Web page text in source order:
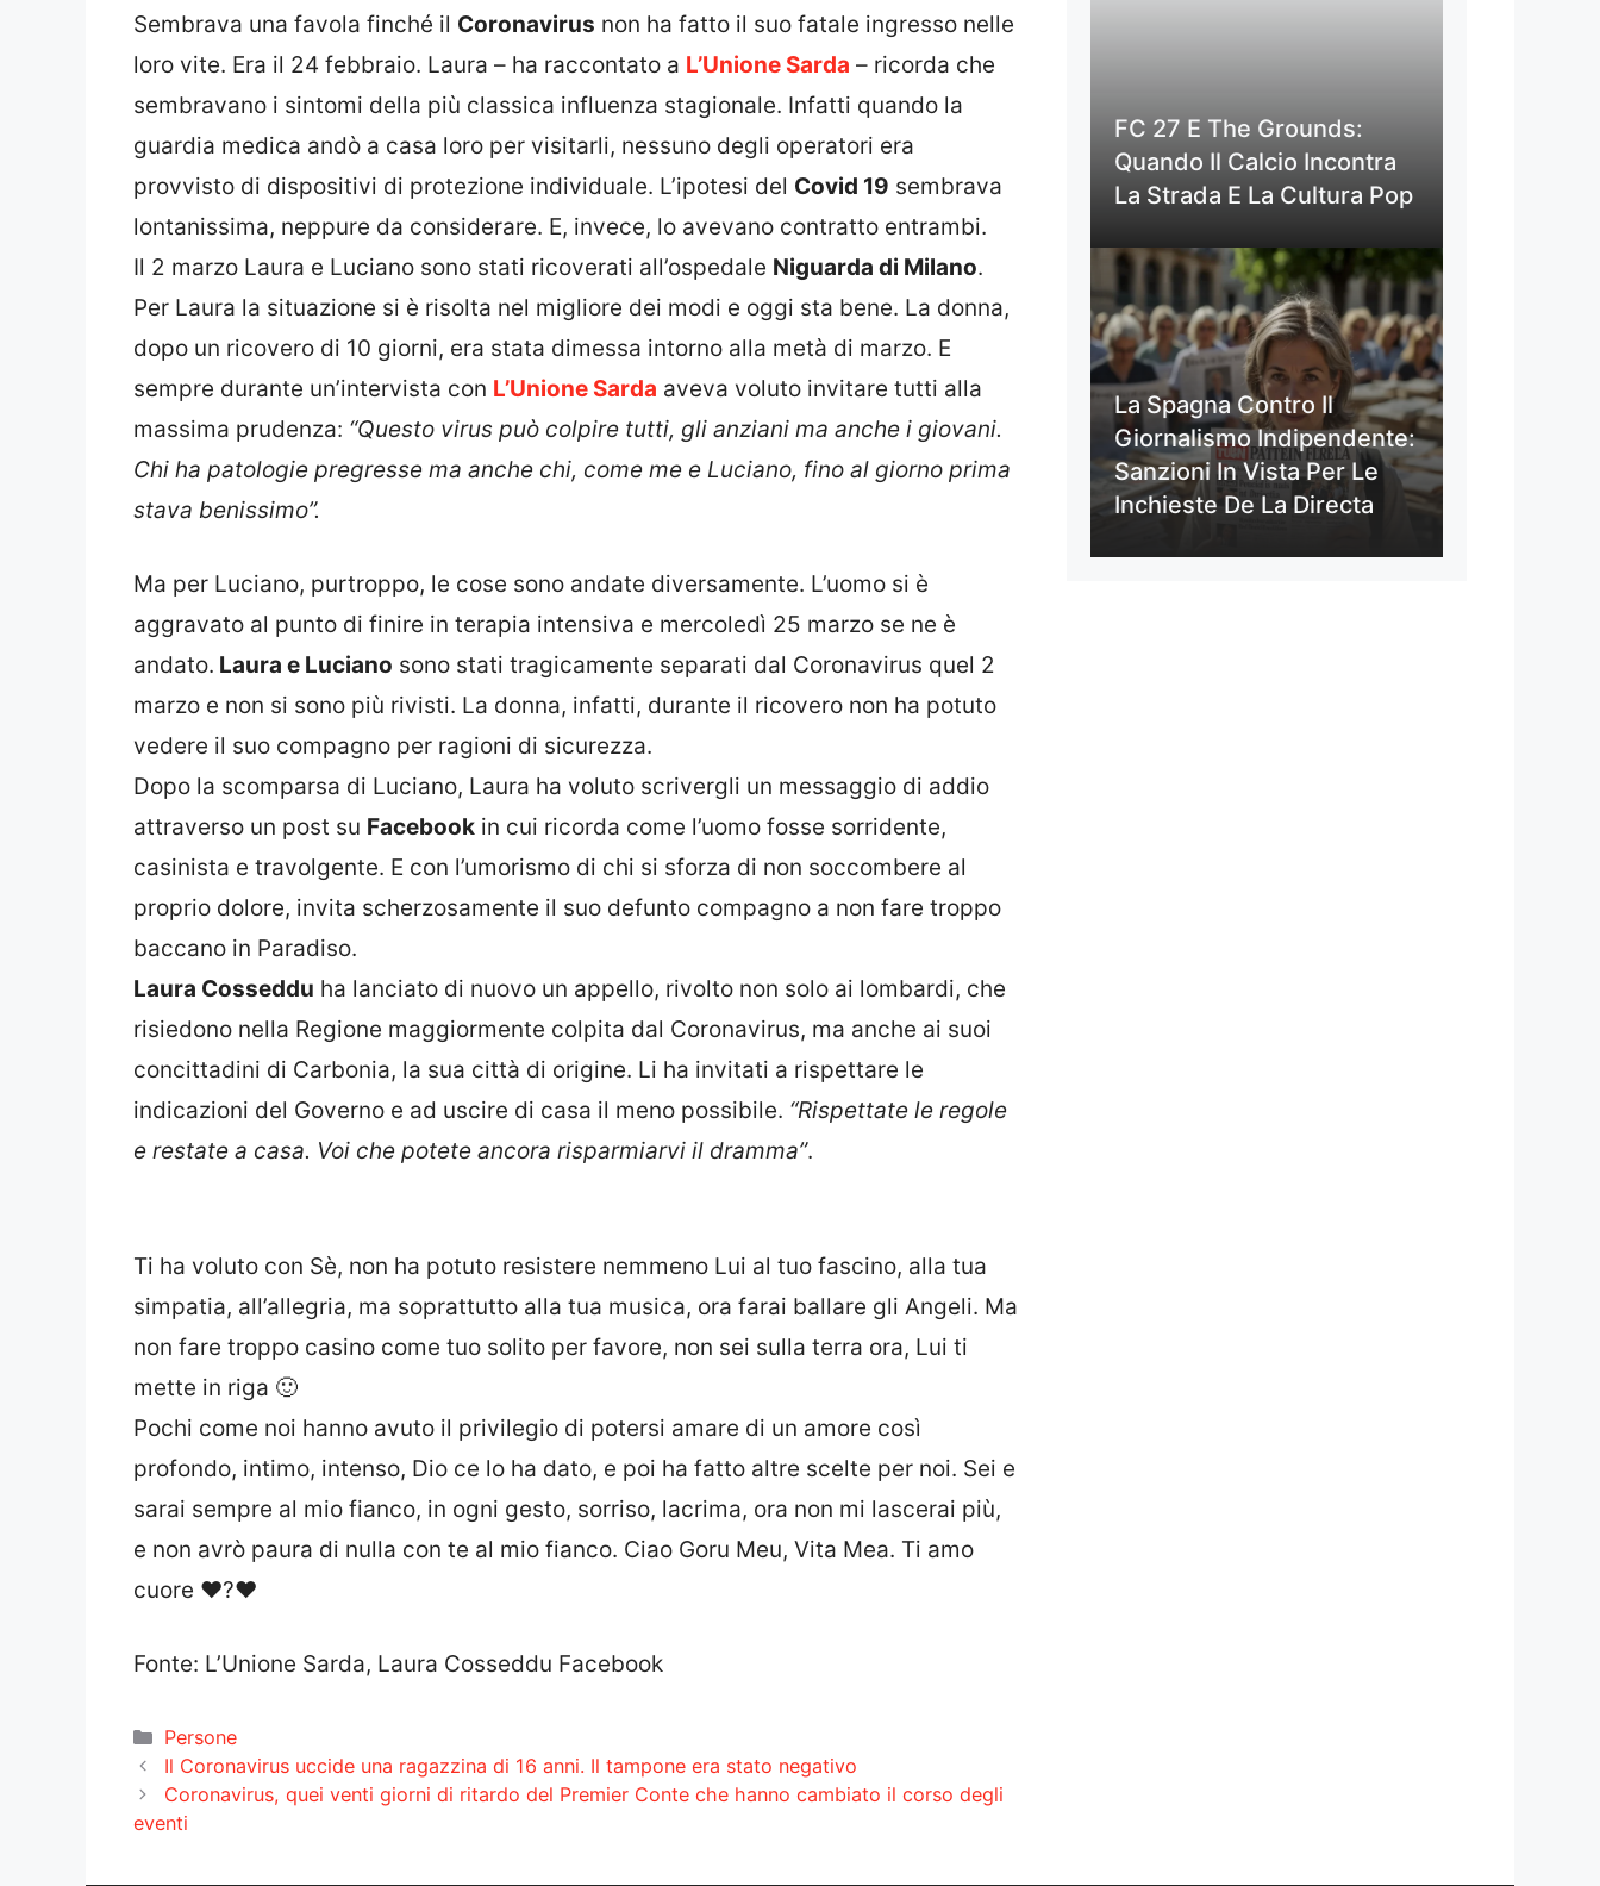
Sembrava una favola finché il Coronavirus non ha fatto il suo fatale ingresso nelle
loro vite. Era il 24 febbraio. Laura – ha raccontato a L’Unione Sarda – ricorda che
sembravano i sintomi della più classica influenza stagionale. Infatti quando la
guardia medica andò a casa loro per visitarli, nessuno degli operatori era
provvisto di dispositivi di protezione individuale. L’ipotesi del Covid 19 sembrava
lontanissima, neppure da considerare. E, invece, lo avevano contratto entrambi.
Il 2 marzo Laura e Luciano sono stati ricoverati all’ospedale Niguarda di Milano.
Per Laura la situazione si è risolta nel migliore dei modi e oggi sta bene. La donna,
dopo un ricovero di 10 giorni, era stata dimessa intorno alla metà di marzo. E
sempre durante un’intervista con L’Unione Sarda aveva voluto invitare tutti alla
massima prudenza: “Questo virus può colpire tutti, gli anziani ma anche i giovani.
Chi ha patologie pregresse ma anche chi, come me e Luciano, fino al giorno prima
stava benissimo”.
Ma per Luciano, purtroppo, le cose sono andate diversamente. L’uomo si è
aggravato al punto di finire in terapia intensiva e mercoledì 25 marzo se ne è
andato. Laura e Luciano sono stati tragicamente separati dal Coronavirus quel 2
marzo e non si sono più rivisti. La donna, infatti, durante il ricovero non ha potuto
vedere il suo compagno per ragioni di sicurezza.
Dopo la scomparsa di Luciano, Laura ha voluto scrivergli un messaggio di addio
attraverso un post su Facebook in cui ricorda come l’uomo fosse sorridente,
casinista e travolgente. E con l’umorismo di chi si sforza di non soccombere al
proprio dolore, invita scherzosamente il suo defunto compagno a non fare troppo
baccano in Paradiso.
Laura Cosseddu ha lanciato di nuovo un appello, rivolto non solo ai lombardi, che
risiedono nella Regione maggiormente colpita dal Coronavirus, ma anche ai suoi
concittadini di Carbonia, la sua città di origine. Li ha invitati a rispettare le
indicazioni del Governo e ad uscire di casa il meno possibile. “Rispettate le regole
e restate a casa. Voi che potete ancora risparmiarvi il dramma”.
Ti ha voluto con Sè, non ha potuto resistere nemmeno Lui al tuo fascino, alla tua
simpatia, all’allegria, ma soprattutto alla tua musica, ora farai ballare gli Angeli. Ma
non fare troppo casino come tuo solito per favore, non sei sulla terra ora, Lui ti
mette in riga 🙂
Pochi come noi hanno avuto il privilegio di potersi amare di un amore così
profondo, intimo, intenso, Dio ce lo ha dato, e poi ha fatto altre scelte per noi. Sei e
sarai sempre al mio fianco, in ogni gesto, sorriso, lacrima, ora non mi lascerai più,
e non avrò paura di nulla con te al mio fianco. Ciao Goru Meu, Vita Mea. Ti amo
cuore ❤️?❤️
Fonte: L’Unione Sarda, Laura Cosseddu Facebook
Categorie
Persone
Il Coronavirus uccide una ragazzina di 16 anni. Il tampone era stato negativo
Coronavirus, quei venti giorni di ritardo del Premier Conte che hanno cambiato il corso degli
eventi
FC 27 E The Grounds:
Quando Il Calcio Incontra
La Strada E La Cultura Pop
La Spagna Contro Il
Giornalismo Indipendente:
Sanzioni In Vista Per Le
Inchieste De La Directa